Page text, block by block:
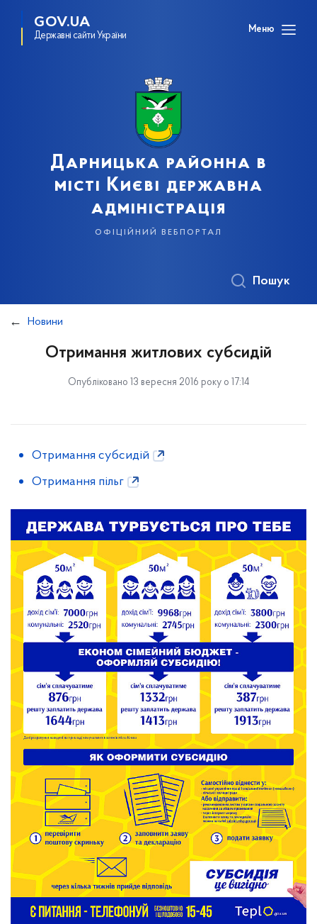
GOV.UA
Державні сайти України
Меню
Дарницька районна в
місті Києві державна
адміністрація
офіційний вебпортал
Пошук
Новини
Отримання житлових субсидій
Опубліковано 13 вересня 2016 року о 17:14
Отримання субсидій
Отримання пільг